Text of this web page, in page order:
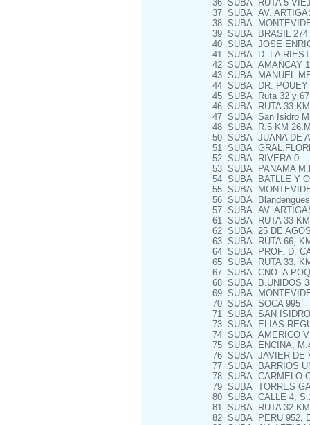
36 SUBA RUTA 5
37 SUBA AV.
38 SUBA
39 SUBA BRASIL
40 SUBA JOSE
41 SUBA D. LA
42 SUBA AMANCAY
43 SUBA MANUEL
44 SUBA DR. POUEY
45 SUBA Ruta 32 y 67
46 SUBA RUTA 33
47 SUBA San Isidro
48 SUBA R.5 KM
50 SUBA JUANA DE
51 SUBA
52 SUBA RIVERA 0
53 SUBA PANAMA
54 SUBA BATLLE Y
55 SUBA
56 SUBA
57 SUBA AV.
61 SUBA RUTA 33
62 SUBA 25 DE
63 SUBA RUTA 66,
64 SUBA PROF. D.
65 SUBA RUTA 33,
67 SUBA CNO. A
68 SUBA B.UNIDOS
69 SUBA
70 SUBA SOCA 995
71 SUBA SAN
73 SUBA ELIAS
74 SUBA AMERICO
75 SUBA ENCINA,
76 SUBA JAVIER DE
77 SUBA BARRIOS
78 SUBA CARMELO
79 SUBA TORRES
80 SUBA CALLE 4,
81 SUBA RUTA 32
82 SUBA PERU 952,